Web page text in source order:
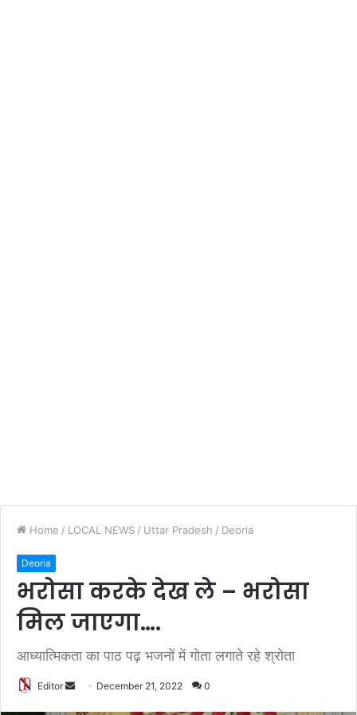
Home / LOCAL NEWS / Uttar Pradesh / Deoria
Deoria
भरोसा करके देख ले – भरोसा
मिल जाएगा….
आध्यात्मिकता का पाठ पढ़ भजनों में गोता लगाते रहे श्रोता
Editor December 21, 2022 0